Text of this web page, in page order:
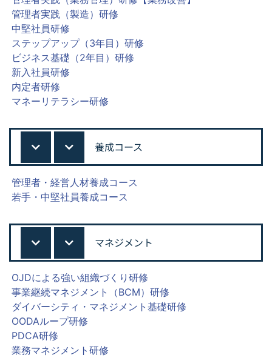
管理者実践（製造）研修
中堅社員研修
ステップアップ（3年目）研修
ビジネス基礎（2年目）研修
新入社員研修
内定者研修
マネーリテラシー研修
養成コース
管理者・経営人材養成コース
若手・中堅社員養成コース
マネジメント
OJDによる強い組織づくり研修
事業継続マネジメント（BCM）研修
ダイバーシティ・マネジメント基礎研修
OODAループ研修
PDCA研修
業務マネジメント研修